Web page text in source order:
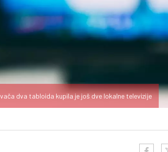
dva tabloida kupila je još dve lokalne televizije